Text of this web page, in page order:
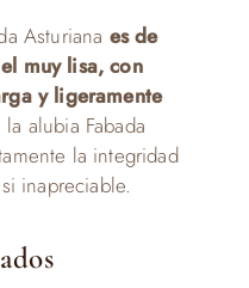
Asturiana es de
muy lisa, con
y ligeramente
alubia Fabada
la integridad
inapreciable.